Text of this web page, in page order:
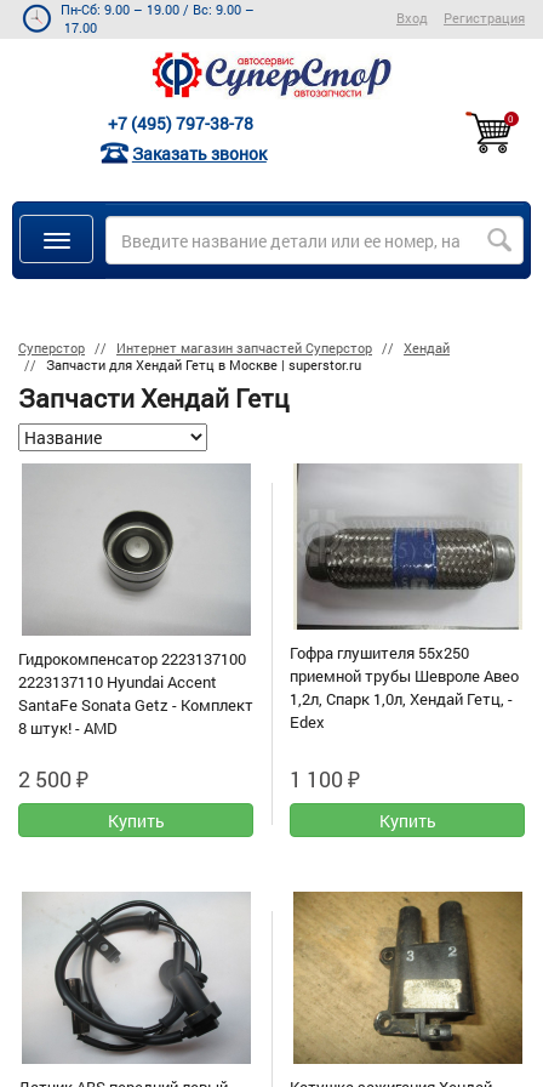
Пн-Сб: 9.00 – 19.00 / Вс: 9.00 –
17.00
Вход Регистрация
+7 (495) 797-38-78
Заказать звонок
0
Суперстор Интернет магазин запчастей Суперстор
Хендай
Запчасти для Хендай Гетц в Москве | superstor.ru
Запчасти Хендай Гетц
Гидрокомпенсатор 2223137100
2223137110 Hyundai Accent
SantaFe Sonata Getz - Комплект
8 штук! - AMD
2 500₽
Гофра глушителя 55x250
приемной трубы Шевроле Авео
1,2л, Спарк 1,0л, Хендай Гетц, -
Edex
1 100₽